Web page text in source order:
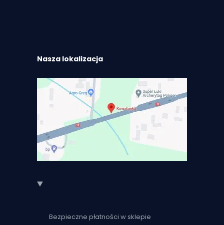
Nasza lokalizacja
Bezpieczne płatności w sklepie